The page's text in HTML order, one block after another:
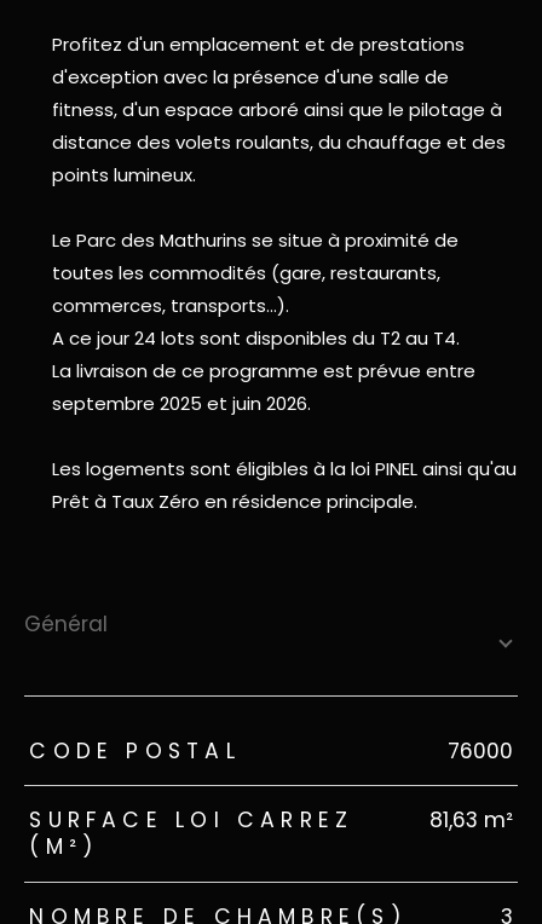
Profitez d'un emplacement et de prestations
d'exception avec la présence d'une salle de
fitness, d'un espace arboré ainsi que le pilotage à
distance des volets roulants, du chauffage et des
points lumineux.
Le Parc des Mathurins se situe à proximité de
toutes les commodités (gare, restaurants,
commerces, transports...).
A ce jour 24 lots sont disponibles du T2 au T4.
La livraison de ce programme est prévue entre
septembre 2025 et juin 2026.
Les logements sont éligibles à la loi PINEL ainsi qu'au
Prêt à Taux Zéro en résidence principale.
général
TRAD_ZEPHYR_Caracteristique TRAD_ZEPHYR_Valeurs
CODE POSTAL 76000
SURFACE LOI CARREZ
(M²)
81,63 m²
NOMBRE DE CHAMBRE(S) 3